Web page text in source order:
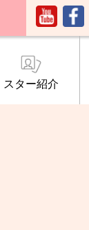
スター紹介